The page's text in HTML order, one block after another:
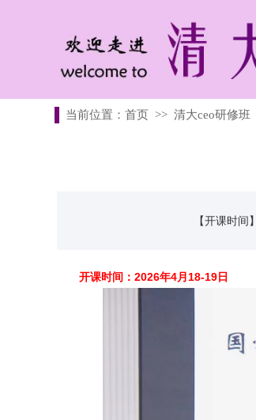
当前位置： 首页 >> 清大ceo研修班
【开课时间】
开课时间：2026年4月18-19日